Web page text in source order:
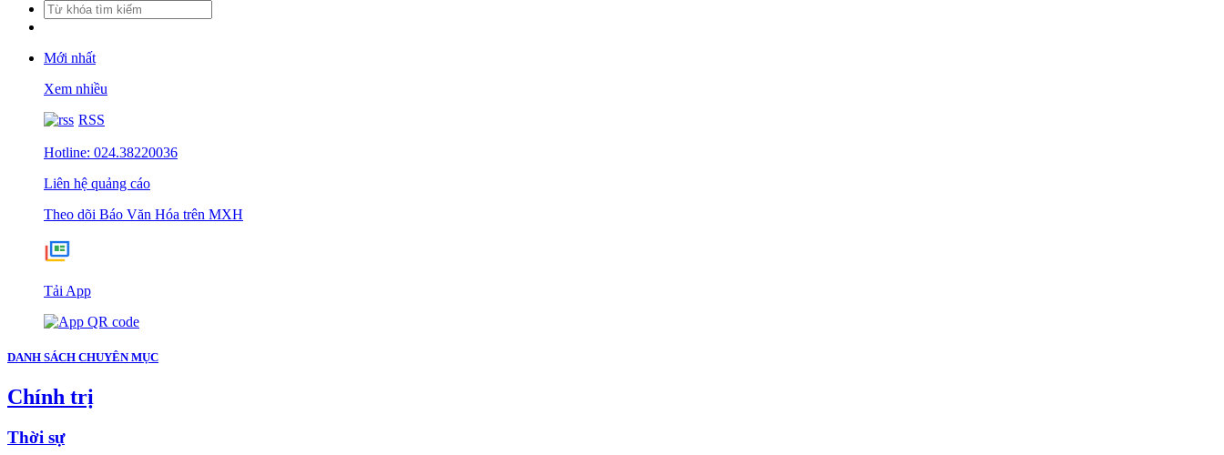
Mới nhất
Xem nhiều
RSS
Hotline: 024.38220036
Liên hệ quảng cáo
Theo dõi Báo Văn Hóa trên MXH
Tải App
DANH SÁCH CHUYÊN MỤC
Chính trị
Thời sự